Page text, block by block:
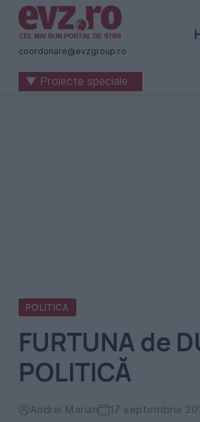
Știri
naționale
internaționale
coordonare@evzgroup.ro
▼ Proiecte speciale
POLITICA
FURTUNA de
POLITICĂ
Andrei Marian 17 septembrie